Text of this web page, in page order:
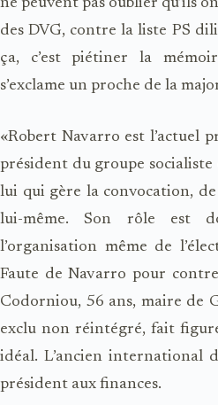
ne peuvent pas oublier qu’ils
des DVG, contre la liste PS
ça, c’est piétiner la
s’exclame un proche de la
«Robert Navarro est l’actuel
président du groupe socialiste
lui qui gère la convocation, de
lui-même. Son rôle est
l’organisation même de
Faute de Navarro pour
Codorniou, 56 ans, maire de
exclu non réintégré, fait
idéal. L’ancien international
président aux finances.